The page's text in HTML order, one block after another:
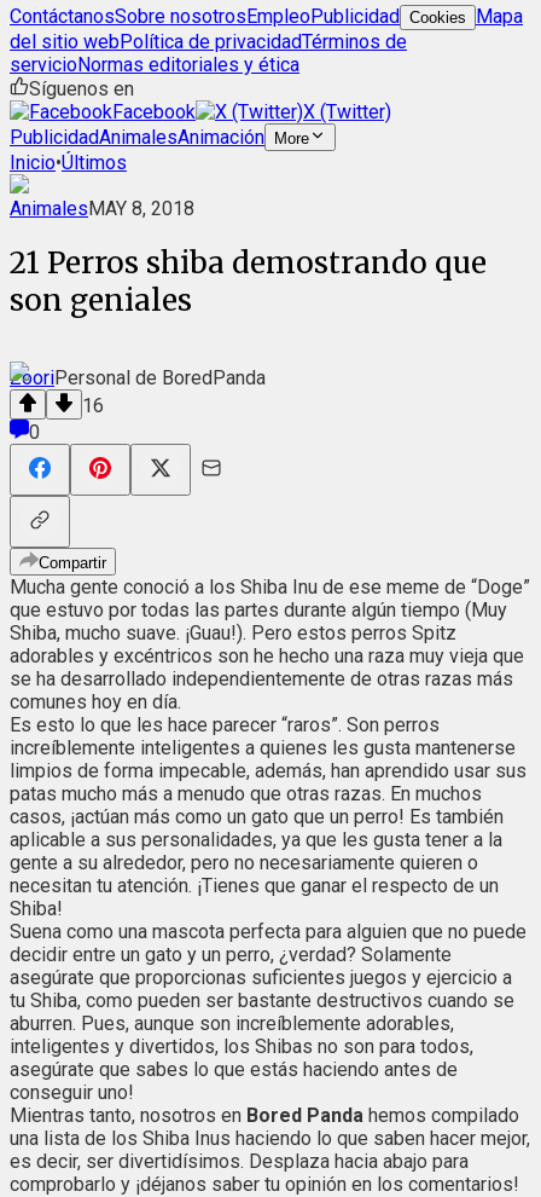
ContáctanosSobre nosotrosEmpleoPublicidad Cookies
Mapa
del sitio webPolítica de privacidadTérminos de
servicioNormas editoriales y ética
Síguenos en
Facebook
X (Twitter)
PublicidadAnimalesAnimación More
Inicio•Últimos
AnimalesMAY 8, 2018
21 Perros shiba demostrando que
son geniales
ZooriPersonal de BoredPanda
16
0
Compartir
Mucha gente conoció a los Shiba Inu de ese meme de “Doge”
que estuvo por todas las partes durante algún tiempo (Muy
Shiba, mucho suave. ¡Guau!). Pero estos perros Spitz
adorables y excéntricos son he hecho una raza muy vieja que
se ha desarrollado independientemente de otras razas más
comunes hoy en día.
Es esto lo que les hace parecer “raros”. Son perros
increíblemente inteligentes a quienes les gusta mantenerse
limpios de forma impecable, además, han aprendido usar sus
patas mucho más a menudo que otras razas. En muchos
casos, ¡actúan más como un gato que un perro! Es también
aplicable a sus personalidades, ya que les gusta tener a la
gente a su alrededor, pero no necesariamente quieren o
necesitan tu atención. ¡Tienes que ganar el respecto de un
Shiba!
Suena como una mascota perfecta para alguien que no puede
decidir entre un gato y un perro, ¿verdad? Solamente
asegúrate que proporcionas suficientes juegos y ejercicio a
tu Shiba, como pueden ser bastante destructivos cuando se
aburren. Pues, aunque son increíblemente adorables,
inteligentes y divertidos, los Shibas no son para todos,
asegúrate que sabes lo que estás haciendo antes de
conseguir uno!
Mientras tanto, nosotros en Bored Panda hemos compilado
una lista de los Shiba Inus haciendo lo que saben hacer mejor,
es decir, ser divertidísimos. Desplaza hacia abajo para
comprobarlo y ¡déjanos saber tu opinión en los comentarios!